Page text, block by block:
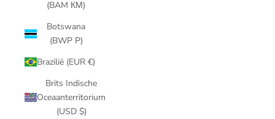
(BAM КМ)
Botswana
(BWP P)
Brazilië (EUR €)
Brits Indische
Oceaanterritorium
(USD $)